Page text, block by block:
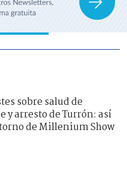
sobre salud de
y arresto de Turrón: así
de Millenium Show